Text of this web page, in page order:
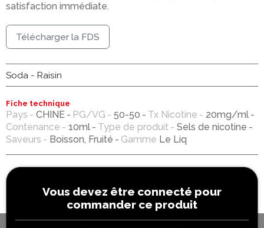
satisfaction immédiate.
Télécharger la FDS
Soda - Raisin
Fiche technique
Pays CHINE PG/VG 50-50 Tx Nicotine
20mg/ml
Contenance
10ml Type de produit
Sels de nicotine
Saveurs
Boisson, Fruité Gamme Le Liq
Vous devez être connecté pour
commander ce produit